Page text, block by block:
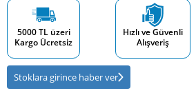
5000 TL üzeri
Kargo Ücretsiz
Hızlı ve Güvenli
Alışveriş
Stoklara girince haber ver